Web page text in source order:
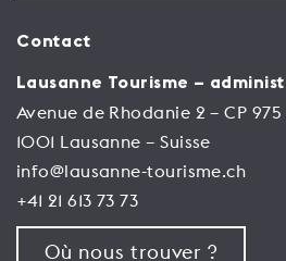
Contact
Lausanne Tourisme –
Avenue de Rhodanie 2 – CP 975
1001 Lausanne – Suisse
info@lausanne-tourisme.ch
+41 21 613 73 73
Où nous trouver ?